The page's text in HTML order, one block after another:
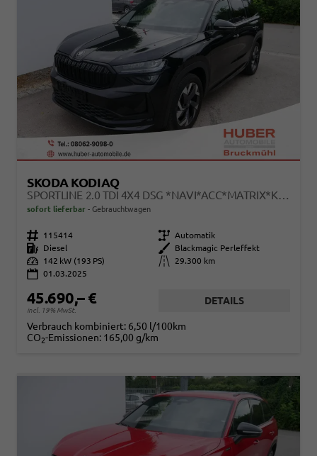
SKODA KODIAQ
SPORTLINE 2.0 TDI 4X4 DSG *NAVI*ACC*MATRIX*KAMERA*AHK*EL.-HECKKLAPPE
sofort lieferbar Gebrauchtwagen
Fahrzeugnr. 115414 Getriebe Automatik
Kraftstoff
Diesel Außenfarbe
Blackmagic Perleffekt
Leistung
142 kW (193 PS) Kilometerstand
29.300 km
01.03.2025
45.690,– €
incl. 19% MwSt.
DETAILS
Verbrauch kombiniert: 6,50 l/100km
CO2-Emissionen: 165,00 g/km